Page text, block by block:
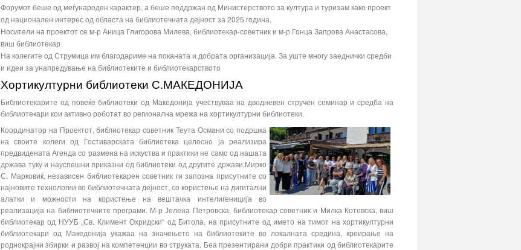
Форумот беше од меѓународен карактер, а беше поддржан од Министерството за култура и туризам како проект
од национален интерес од областа на библиотечната дејност за 2025 година.
Носители на проектот се м-р Аница Глигорова Милева, библиотекар-советник и м-р Гонца Запрова Анастасова,
виш библиотекар
На колегите од Струмица им благодариме на поканата и добрата организација. За уште многу заеднички средби
и идеи за унапредување на библиотеките и библиотекарството
Хортикултурни библиотеки С.МАКЕДОНИЈА
Библиотекарите од повеќе библиотеки од Македонија учествуваа на дводневен стручен семинар и средба на
библиотекари кои активно роботат во регионална мрежа на хортикултурни библиотеки.
Координатор на Проектот, библиотекар советник Теута Османи со подршка
на своите колеги од Гостиварската библиотека целосно ја реализира
предвидената Агенда со размена на искуства и практики не само од нашата
држава туку и науспешни приказни од библиотеки од другите држави.Мирко
С. Марковиќ, независен библиотекарен советник ги запозна присутните со
најновите технологии во библиотечната дејност, со користење на дигитални
алатки и можности на користење на вештачка интелигениција во
реализација на библиотечните програми. М-р Јелена Петровска, библиотекар советник и Милка Котевска, виш
библиотекар од НУУБ „Св. Климент Охридски“ од Битола, на присутните од името на тимот на хортикултурни
библиотекари од Македонија укажаа на значењето на библиотеките во локалната средина, креирање на
роднокрајни збирки и развој на компетенции во струката. Беа презентирани добри практики од библиотекарите